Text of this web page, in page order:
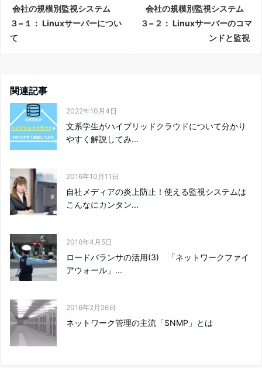
会社の規模別監視システム
３−１： Linuxサーバーについ
て
会社の規模別監視システム
３−２： Linuxサーバーのコマ
ンドと監視
関連記事
2022年10月4日
文系学生がハイブリッドクラウドについて分かり
やすく解説してみ...
2016年10月11日
自社メディアの炎上防止！使える監視システムは
こんなにカンタン...
2016年4月5日
ロードバランサの活用(3) 「ネットワークファイ
アウォール」...
2016年2月26日
ネットワーク管理の主流「SNMP」とは